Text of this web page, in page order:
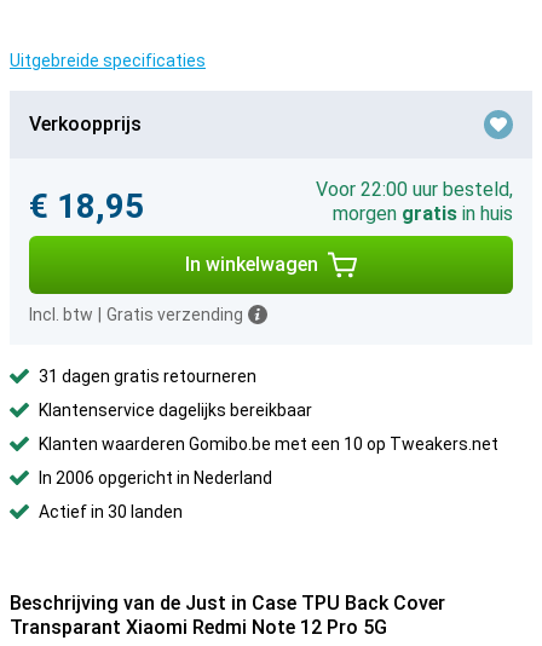
Uitgebreide specificaties
Verkoopprijs
€ 18,95
Voor 22:00 uur besteld,
morgen gratis in huis
In winkelwagen
Incl. btw Gratis verzending
31 dagen gratis retourneren
Klantenservice dagelijks bereikbaar
Klanten waarderen Gomibo.be met een 10 op Tweakers.net
In 2006 opgericht in Nederland
Actief in 30 landen
Beschrijving van de Just in Case TPU Back Cover
Transparant Xiaomi Redmi Note 12 Pro 5G